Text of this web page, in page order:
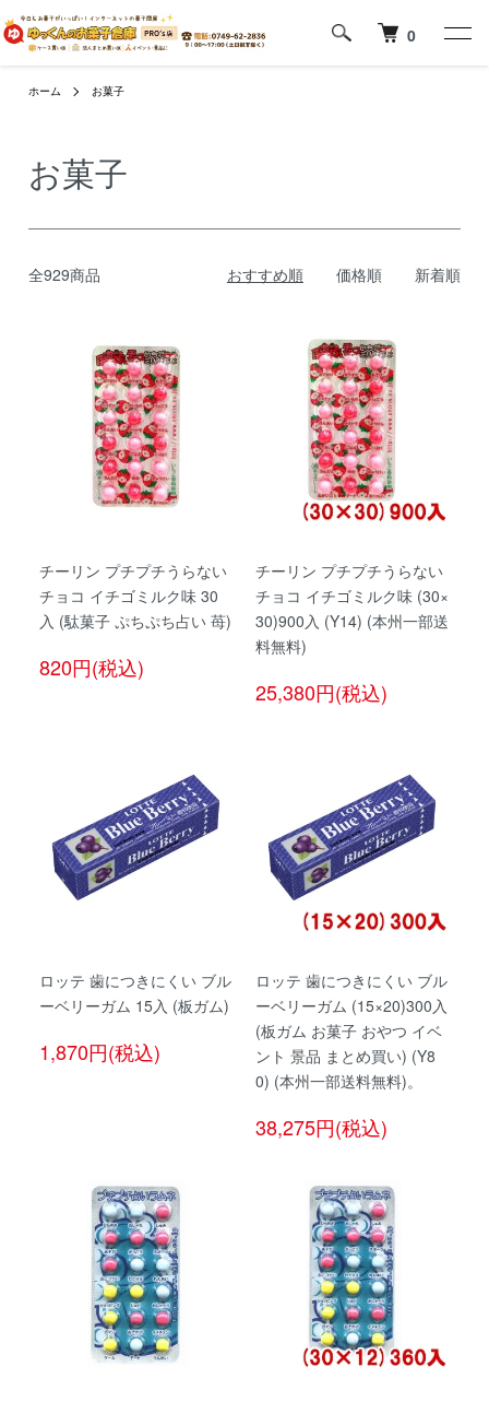
0
ホーム お菓子
お菓子
全929商品 おすすめ順 価格順 新着順
チーリン プチプチうらない
チョコ イチゴミルク味 30
入 (駄菓子 ぷちぷち占い 苺)
820円(税込)
チーリン プチプチうらない
チョコ イチゴミルク味 (30×
30)900入 (Y14) (本州一部送
料無料)
25,380円(税込)
ロッテ 歯につきにくい ブル
ーベリーガム 15入 (板ガム)
1,870円(税込)
ロッテ 歯につきにくい ブル
ーベリーガム (15×20)300入
(板ガム お菓子 おやつ イベ
ント 景品 まとめ買い) (Y8
0) (本州一部送料無料)。
38,275円(税込)